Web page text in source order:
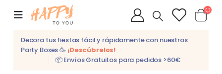
Decora tus fiestas fácil y rápidamente con nuestros
Party Boxes 🥳 ¡Descúbrelos!
📦 Envíos Gratuitos para pedidos >60€